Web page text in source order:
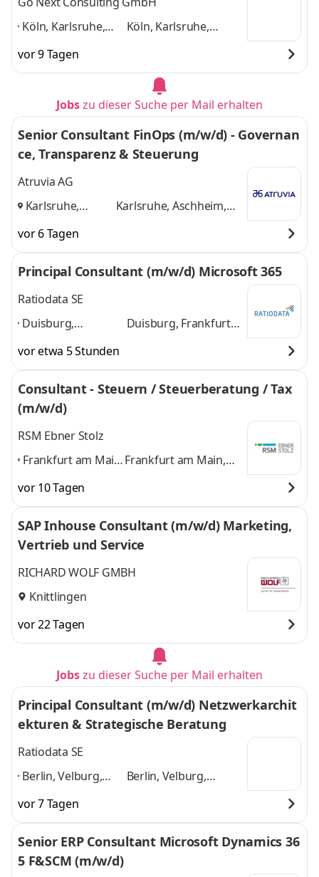
Köln, Karlsruhe,
München, Leipzig,
Dresden, Hannover,
Frankfurt,
Köln, Karlsruhe,
Dresden, Hannover,
Bremen, Stuttgart,
Frankfurtund 9
weitere
vor 9 Tagen
Jobszu dieser Suche per Mail erhalten
Senior Consultant FinOps (m/w/d) - Governan
ce, Transparenz & Steuerung
Atruvia AG
Karlsruhe,
Münster,
Karlsruhe, Aschheim,
vor 6 Tagen
Principal Consultant (m/w/d) Microsoft 365
Ratiodata SE
Duisburg,
Berlin, Kassel,
Hannover, Münster,
Weida, Koblenz,
Karlsruhe, Velburg
Duisburg, Frankfurt
Münster, Weida,
Koblenz, Karlsruhe,
vor etwa 5 Stunden
Consultant - Steuern / Steuerberatung / Tax
(m/w/d)
RSM Ebner Stolz
Frankfurt am Main,
München,
Ravensburg,
Reutlingen,
Stuttgart
Frankfurt am Main,
Reutlingen, Stuttgart
und 4 weitere
vor 10 Tagen
SAP Inhouse Consultant (m/w/d) Marketing,
Vertrieb und Service
RICHARD WOLF GMBH
Knittlingen
vor 22 Tagen
Jobszu dieser Suche per Mail erhalten
Principal Consultant (m/w/d) Netzwerkarchit
ekturen & Strategische Beratung
Ratiodata SE
Berlin, Velburg,
Hannover, Kassel,
Duisburg, Münster,
Karlsruhe, Koblenz,
Weida,
Berlin, Velburg,
Duisburg, Münster,
Karlsruhe, Koblenz,
vor 7 Tagen
Senior ERP Consultant Microsoft Dynamics 36
5 F&SCM (m/w/d)